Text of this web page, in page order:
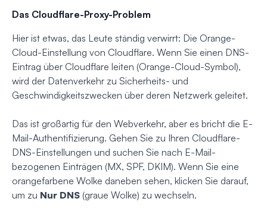
Das Cloudflare-Proxy-Problem
Hier ist etwas, das Leute ständig verwirrt: Die Orange-
Cloud-Einstellung von Cloudflare. Wenn Sie einen DNS-
Eintrag über Cloudflare leiten (Orange-Cloud-Symbol),
wird der Datenverkehr zu Sicherheits- und
Geschwindigkeitszwecken über deren Netzwerk geleitet.
Das ist großartig für den Webverkehr, aber es bricht die E-
Mail-Authentifizierung. Gehen Sie zu Ihren Cloudflare-
DNS-Einstellungen und suchen Sie nach E-Mail-
bezogenen Einträgen (MX, SPF, DKIM). Wenn Sie eine
orangefarbene Wolke daneben sehen, klicken Sie darauf,
um zu Nur DNS (graue Wolke) zu wechseln.